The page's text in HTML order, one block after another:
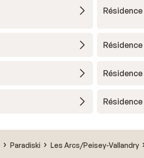
Paradiski Les Arcs/Peisey-Vallandry